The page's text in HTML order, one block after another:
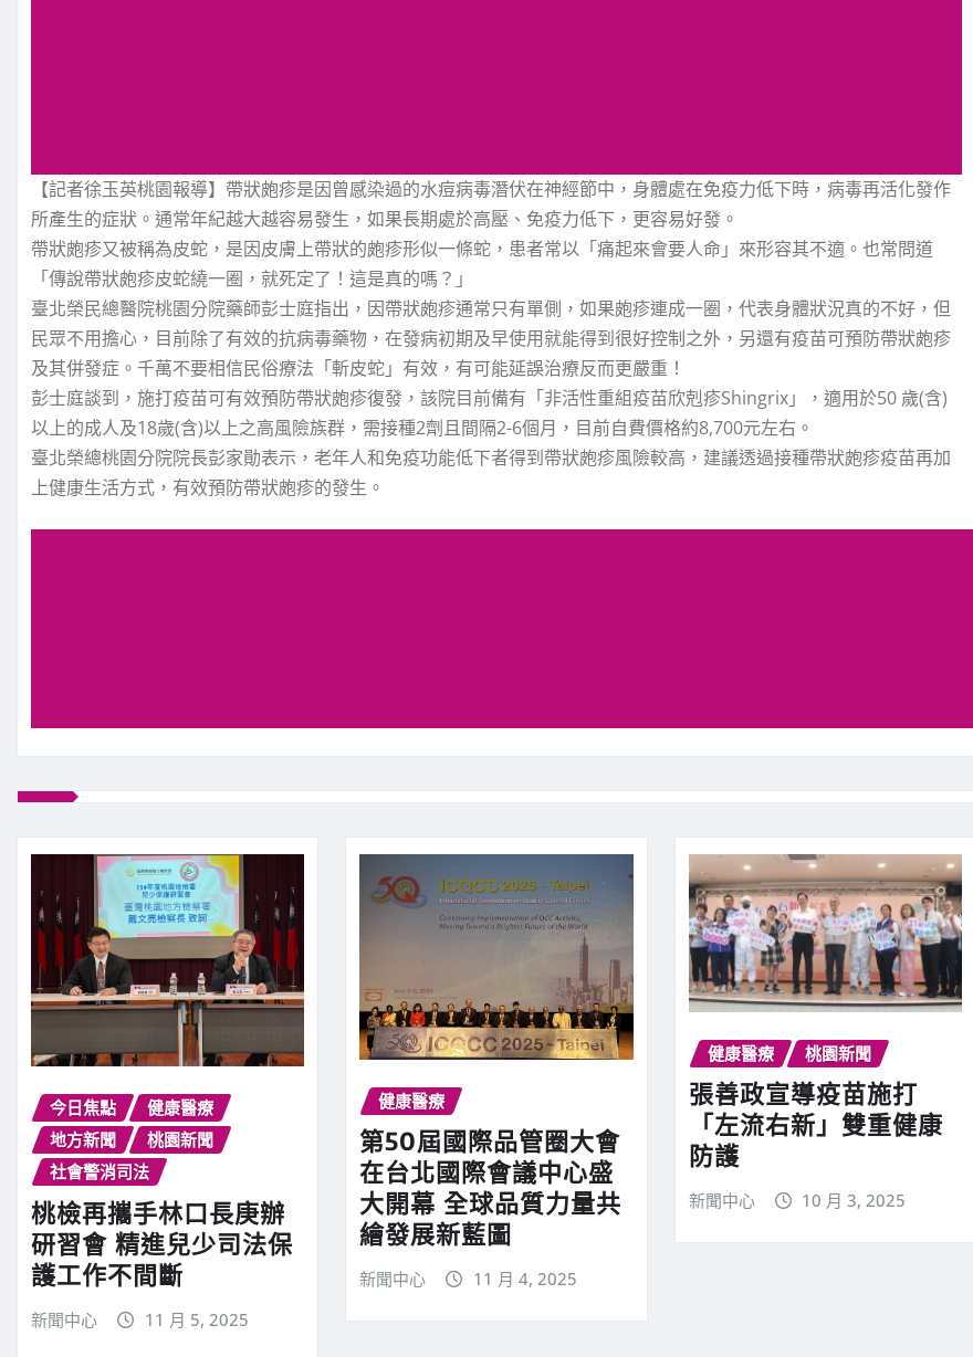
【記者徐玉英桃園報導】帶狀皰疹是因曾感染過的水痘病毒潛伏在神經節中，身體處在免疫力低下時，病毒再活化發作
所產生的症狀。通常年紀越大越容易發生，如果長期處於高壓、免疫力低下，更容易好發。
帶狀皰疹又被稱為皮蛇，是因皮膚上帶狀的皰疹形似一條蛇，患者常以「痛起來會要人命」來形容其不適。也常問道
「傳說帶狀皰疹皮蛇繞一圈，就死定了！這是真的嗎？」
臺北榮民總醫院桃園分院藥師彭士庭指出，因帶狀皰疹通常只有單側，如果皰疹連成一圈，代表身體狀況真的不好，但
民眾不用擔心，目前除了有效的抗病毒藥物，在發病初期及早使用就能得到很好控制之外，另還有疫苗可預防帶狀皰疹
及其併發症。千萬不要相信民俗療法「斬皮蛇」有效，有可能延誤治療反而更嚴重！
彭士庭談到，施打疫苗可有效預防帶狀皰疹復發，該院目前備有「非活性重組疫苗欣剋疹Shingrix」，適用於50 歲(含)
以上的成人及18歲(含)以上之高風險族群，需接種2劑且間隔2-6個月，目前自費價格約8,700元左右。
臺北榮總桃園分院院長彭家勛表示，老年人和免疫功能低下者得到帶狀皰疹風險較高，建議透過接種帶狀皰疹疫苗再加
上健康生活方式，有效預防帶狀皰疹的發生。
今日焦點
健康醫療
地方新聞
桃園新聞
社會警消司法
桃檢再攜手林口長庚辦
研習會 精進兒少司法保
護工作不間斷
新聞中心 11 月 5, 2025
健康醫療
第50屆國際品管圈大會
在台北國際會議中心盛
大開幕 全球品質力量共
繪發展新藍圖
新聞中心 11 月 4, 2025
健康醫療 桃園新聞
張善政宣導疫苗施打
「左流右新」雙重健康
防護
新聞中心 10 月 3, 2025